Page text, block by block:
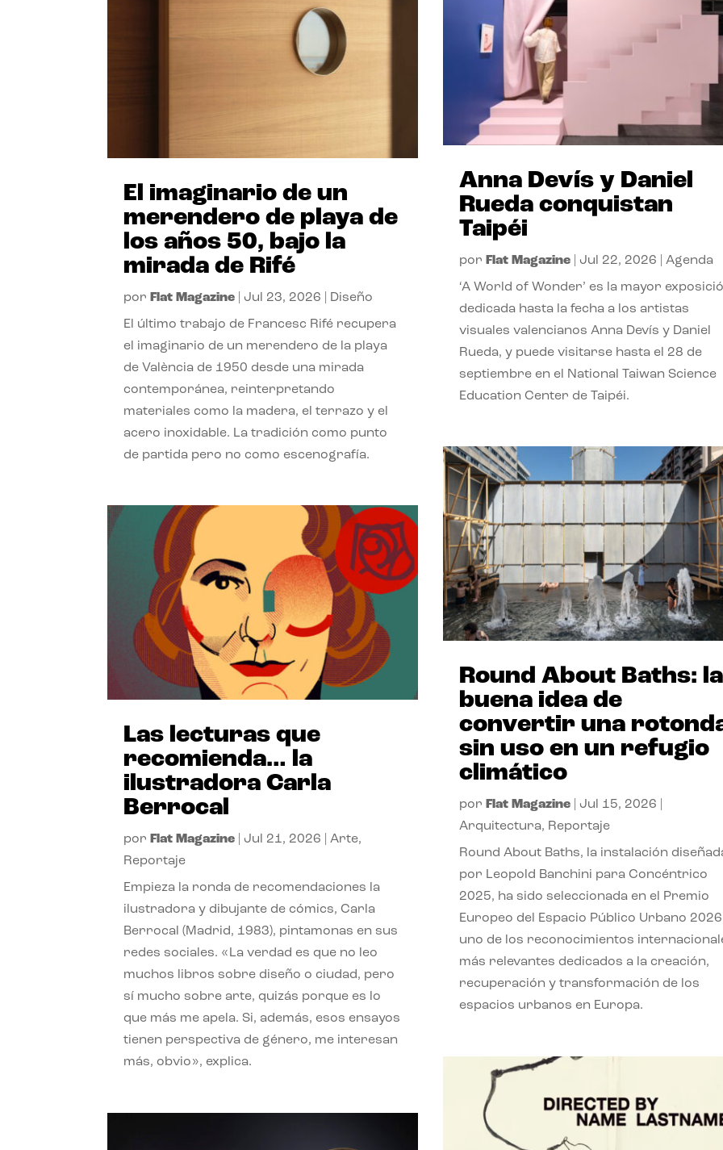
El imaginario de un
merendero de playa de
los años 50, bajo la
mirada de Rifé
por Flat Magazine Jul 23, 2026 Diseño
El último trabajo de Francesc Rifé recupera
el imaginario de un merendero de la playa
de València de 1950 desde una mirada
contemporánea, reinterpretando
materiales como la madera, el terrazo y el
acero inoxidable. La tradición como punto
de partida pero no como escenografía.
Las lecturas que
recomienda… la
ilustradora Carla
Berrocal
por Flat Magazine Jul 21, 2026 |Arte,
Reportaje
Empieza la ronda de recomendaciones la
ilustradora y dibujante de cómics, Carla
Berrocal (Madrid, 1983), pintamonas en sus
redes sociales. «La verdad es que no leo
muchos libros sobre diseño o ciudad, pero
sí mucho sobre arte, quizás porque es lo
que más me apela. Si, además, esos ensayos
tienen perspectiva de género, me interesan
más, obvio», explica.
Anna Devís y Daniel
Rueda conquistan
Taipéi
por Flat Magazine| Jul 22, 2026 Agenda
‘A World of Wonder’ es la mayor
dedicada hasta la fecha a los artistas
visuales valencianos Anna Devís y Daniel
Rueda, y puede visitarse hasta el 28 de
septiembre en el National Taiwan Science
Education Center de Taipéi.
Round About Baths: la
buena idea de
convertir una
sin uso en un refugio
climático
por Flat Magazine| Jul 15, 2026
Arquitectura, Reportaje
Round About Baths, la instalación
por Leopold Banchini para Concéntrico
2025, ha sido seleccionada en el Premio
Europeo del Espacio Público Urbano
uno de los reconocimientos
más relevantes dedicados a la creación,
recuperación y transformación de los
espacios urbanos en Europa.